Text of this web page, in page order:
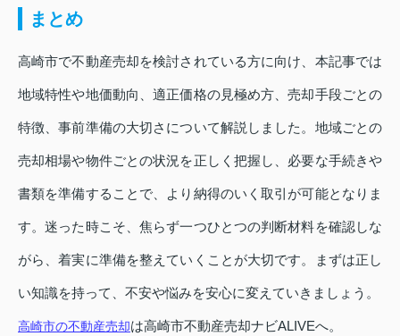
まとめ
高崎市で不動産売却を検討されている方に向け、本記事では
地域特性や地価動向、適正価格の見極め方、売却手段ごとの
特徴、事前準備の大切さについて解説しました。地域ごとの
売却相場や物件ごとの状況を正しく把握し、必要な手続きや
書類を準備することで、より納得のいく取引が可能となりま
す。迷った時こそ、焦らず一つひとつの判断材料を確認しな
がら、着実に準備を整えていくことが大切です。まずは正し
い知識を持って、不安や悩みを安心に変えていきましょう。
高崎市の不動産売却は高崎市不動産売却ナビALIVEへ。